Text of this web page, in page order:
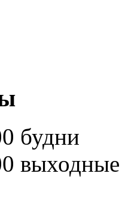
будни
выходные